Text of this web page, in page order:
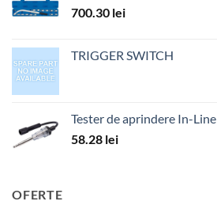
700.30 lei
TRIGGER SWITCH
Tester de aprindere In-Line
58.28 lei
OFERTE